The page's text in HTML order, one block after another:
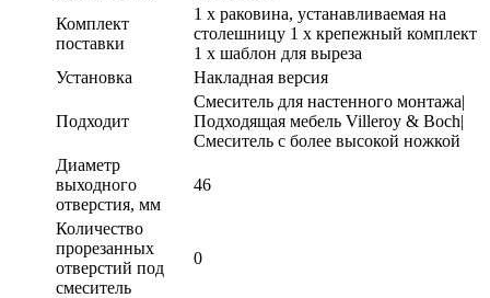
Комплект
поставки
1 x раковина, устанавливаемая на
столешницу 1 x крепежный комплект
1 x шаблон для выреза
Установка
Накладная версия
Подходит
Смеситель для настенного монтажа|
Подходящая мебель Villeroy & Boch|
Смеситель с более высокой ножкой
Диаметр
выходного
отверстия, мм
46
Количество
прорезанных
отверстий под
смеситель
0